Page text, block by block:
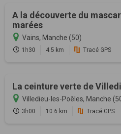
A la découverte du
marées
Vains, Manche (50)
1h30 4.5 km Tracé GPS
La ceinture verte de
Villedieu-les-Poêles, Manche
3h00 10.6 km Tracé GPS